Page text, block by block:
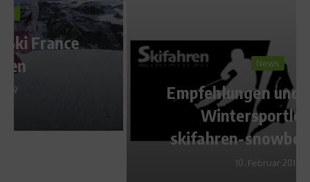
News
Empfehlungen und Tipps für
Wintersportler auf
skifahren-snowboarden.de